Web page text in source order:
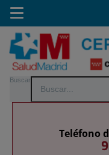
SaltarBuscar
Toggle
navigation
Teléfono